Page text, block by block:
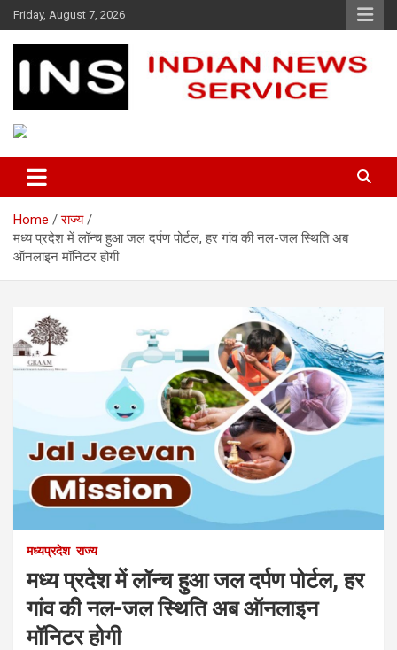
Skip
to
content
Friday, August 7, 2026
Indian News Service
Home
राज्य
मध्य प्रदेश में लॉन्च हुआ जल दर्पण पोर्टल, हर गांव की नल-जल स्थिति अब
ऑनलाइन मॉनिटर होगी
मध्यप्रदेश राज्य
मध्य प्रदेश में लॉन्च हुआ जल दर्पण पोर्टल, हर
गांव की नल-जल स्थिति अब ऑनलाइन
मॉनिटर होगी